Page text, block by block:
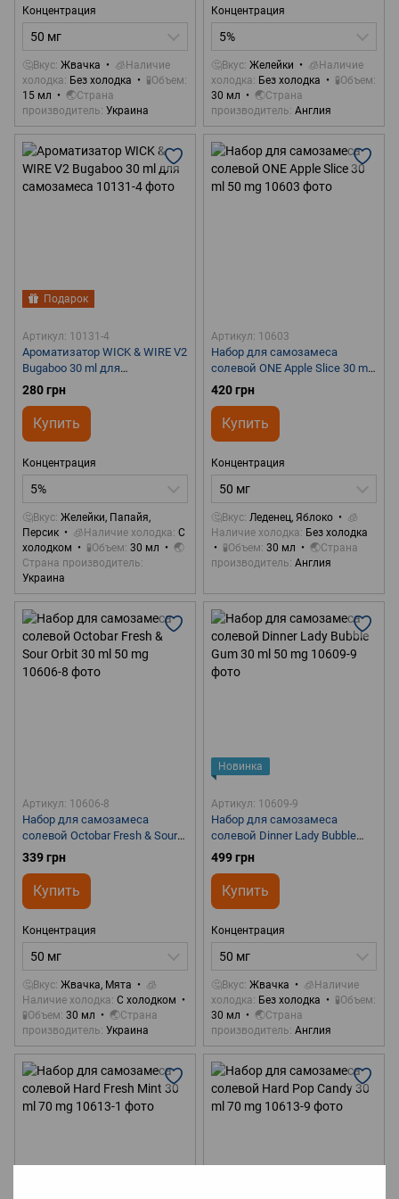
Концентрация
50 мг
🤔Вкус Жвачка
🧊Наличие
холодка Без холодка
🧪Объем
15 мл
🌏Страна
производитель Украина
Концентрация
5%
🤔Вкус Желейки
🧊Наличие
холодка Без холодка
🧪Объем
30 мл
🌏Страна
производитель Англия
Подарок
Артикул: 10131-4
Ароматизатор WICK & WIRE V2
Bugaboo 30 ml для
самозамеса
280 грн
Купить
Концентрация
5%
🤔Вкус Желейки, Папайя,
Персик
🧊Наличие холодка С
холодком
🧪Объем 30 мл
🌏
Страна производитель
Украина
Артикул: 10603
Набор для самозамеса
солевой ONE Apple Slice 30 ml
50 mg
420 грн
Купить
Концентрация
50 мг
🤔Вкус Леденец, Яблоко
🧊
Наличие холодка Без холодка
🧪Объем 30 мл
🌏Страна
производитель Англия
Артикул: 10606-8
Набор для самозамеса
солевой Octobar Fresh & Sour
Orbit 30 ml 50 mg
339 грн
Купить
Концентрация
50 мг
🤔Вкус Жвачка, Мята
🧊
Наличие холодка С холодком
🧪Объем 30 мл
🌏Страна
производитель Украина
Новинка
Артикул: 10609-9
Набор для самозамеса
солевой Dinner Lady Bubble
Gum 30 ml 50 mg
499 грн
Купить
Концентрация
50 мг
🤔Вкус Жвачка
🧊Наличие
холодка
Без холодка
🧪Объем
30 мл
🌏Страна
производитель Англия